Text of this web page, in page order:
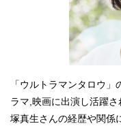
「ウルトラマンタロウ
ラマ,映画に出演し活躍
塚真生さんの経歴や関係